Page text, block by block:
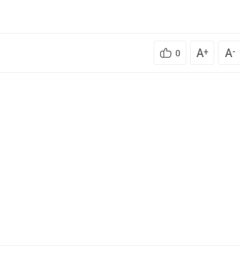
0 A+ A-